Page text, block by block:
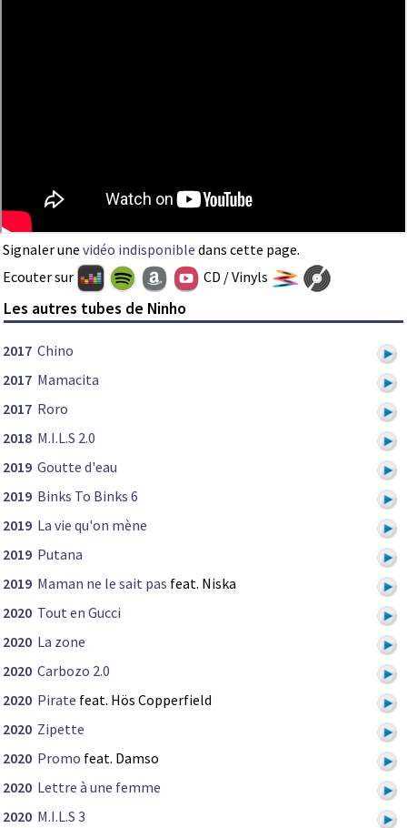
Signaler une vidéo indisponible dans cette page.
Ecouter sur
CD / Vinyls
Les autres tubes de Ninho
2017 Chino
2017 Mamacita
2017 Roro
2018 M.I.L.S 2.0
2019 Goutte d'eau
2019 Binks To Binks 6
2019 La vie qu'on mène
2019 Putana
2019 Maman ne le sait pas feat. Niska
2020 Tout en Gucci
2020 La zone
2020 Carbozo 2.0
2020 Pirate feat. Hös Copperfield
2020 Zipette
2020 Promo feat. Damso
2020 Lettre à une femme
2020 M.I.L.S 3